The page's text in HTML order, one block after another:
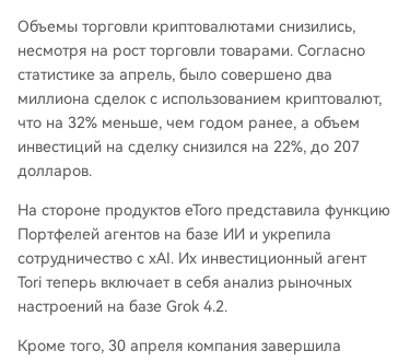
Объемы торговли криптовалютами снизились,
несмотря на рост торговли товарами. Согласно
статистике за апрель, было совершено два
миллиона сделок с использованием криптовалют,
что на 32% меньше, чем годом ранее, а объем
инвестиций на сделку снизился на 22%, до 207
долларов.
На стороне продуктов eToro представила функцию
Портфелей агентов на базе ИИ и укрепила
сотрудничество с xAI. Их инвестиционный агент
Tori теперь включает в себя анализ рыночных
настроений на базе Grok 4.2.
Кроме того, 30 апреля компания завершила